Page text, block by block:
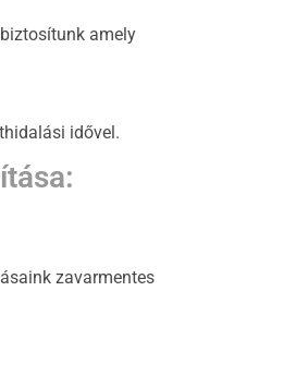
amely
idővel.
zavarmentes